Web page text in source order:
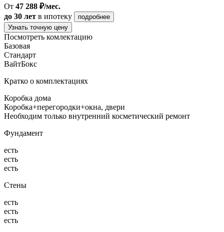
От 47 288 ₽/мес.
до 30 лет в ипотеку
подробнее
Узнать точную цену
Посмотреть комлектацию
Базовая
Стандарт
ВайтБокс
Кратко о комплектациях
Коробка дома
Коробка+перегородки+окна, двери
Необходим только внутренний косметический ремонт
Фундамент
есть
есть
есть
Стены
есть
есть
есть